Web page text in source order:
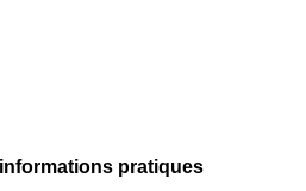
pratiques